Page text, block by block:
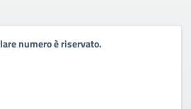
numero è riservato.